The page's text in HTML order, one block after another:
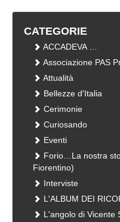
CATEGORIE
ACCADEVA …
Associazione PAS
Attualità
Bellezze d'Italia
Cerimonie
Curiosando
Eventi
Forio…La nostra
Fiorentino)
Interviste
L'ALBUM DEI
L'angolo di Vicente